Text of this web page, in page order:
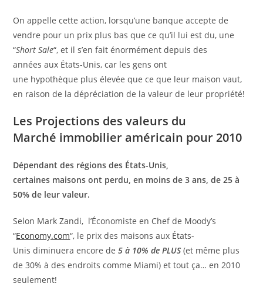
On appelle cette action, lorsqu’une banque accepte de
vendre pour un prix plus bas que ce qu’il lui est du, une
“Short Sale“, et il s’en fait énormément depuis des
années aux États-Unis, car les gens ont
une hypothèque plus élevée que ce que leur maison vaut,
en raison de la dépréciation de la valeur de leur propriété!
Les Projections des valeurs du
Marché immobilier américain pour 2010
Dépendant des régions des États-Unis,
certaines maisons ont perdu, en moins de 3 ans, de 25 à
50% de leur valeur.
Selon Mark Zandi, l’Économiste en Chef de Moody’s
“Economy.com“, le prix des maisons aux États-
Unis diminuera encore de5 à 10% de PLUS(et même plus
de 30% à des endroits comme Miami) et tout ça… en 2010
seulement!